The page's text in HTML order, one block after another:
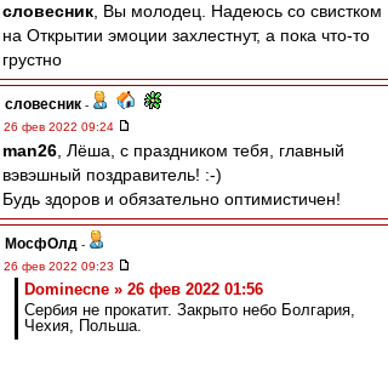
словесник , Вы молодец. Надеюсь со свистком
на Открытии эмоции захлестнут, а пока что-то
грустно
словесник -
26 фев 2022 09:24
man26 , Лёша, с праздником тебя, главный
вэвэшный поздравитель! :-)
Будь здоров и обязательно оптимистичен!
МосфОлд -
26 фев 2022 09:23
Dominecne » 26 фев 2022 01:56
Сербия не прокатит. Закрыто небо Болгария,
Чехия, Польша.